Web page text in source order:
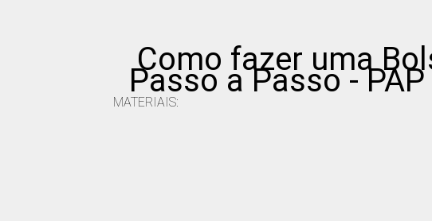
Como fazer uma
Passo a Passo -
MATERIAIS: